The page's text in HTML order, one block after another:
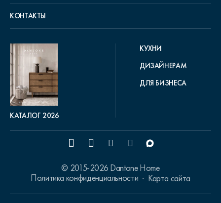
КОНТАКТЫ
КАТАЛОГ 2026
КУХНИ
ДИЗАЙНЕРАМ
ДЛЯ БИЗНЕСА
© 2015-2026 Dantone Home
Политика конфиденциальности
Карта сайта